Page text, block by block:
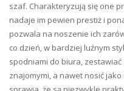
szaf. Charakteryzują się one
nadaje im pewien prestiż i
pozwala na noszenie ich
co dzień, w bardziej luźnym
spodniami do biura,
znajomymi, a nawet nosić